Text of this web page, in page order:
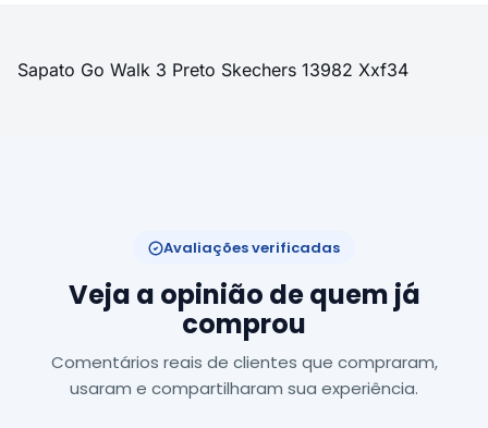
Sapato Go Walk 3 Preto Skechers 13982 Xxf34
Avaliações verificadas
Veja a opinião de quem já
comprou
Comentários reais de clientes que compraram,
usaram e compartilharam sua experiência.